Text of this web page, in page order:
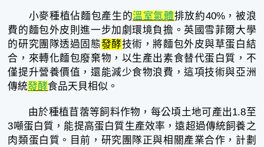
小麥種植佔麵包產生的溫室氣體排放約40%，被浪
費的麵包外皮則進一步加劇環境負擔。英國雪菲爾大學
的研究團隊透過固態發酵技術，將麵包外皮與草蛋白結
合，來轉化麵包廢棄物，以生產出素食替代蛋白質，不
僅提升營養價值，還能減少食物浪費，這項技術與亞洲
傳統發酵食品天貝相似。
由於種植苜蓿等飼料作物，每公頃土地可產出1.8至
3噸蛋白質，能提高蛋白質生產效率，遠超過傳統飼養之
肉類蛋白質。目前，研究團隊正與相關產業合作，計劃